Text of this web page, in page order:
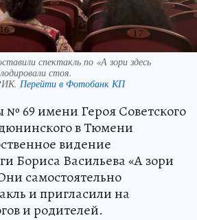
спектакль по «А зори здесь
стоя.
Перейти в Фотобанк КП
69 имени Героя Советского
в Тюмени
видение
Бориса Васильева «А зори
самостоятельно
и пригласили на
и родителей.